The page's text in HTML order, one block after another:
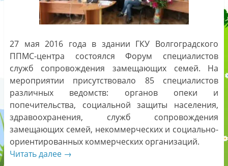
27 мая 2016 года в здании ГКУ Волгоградского
ППМС-центра состоялся Форум специалистов
служб сопровождения замещающих семей. На
мероприятии присутствовало 85 специалистов
различных ведомств: органов опеки и
попечительства, социальной защиты населения,
здравоохранения, служб сопровождения
замещающих семей, некоммерческих и социально-
ориентированных коммерческих организаций.
Читать далее →